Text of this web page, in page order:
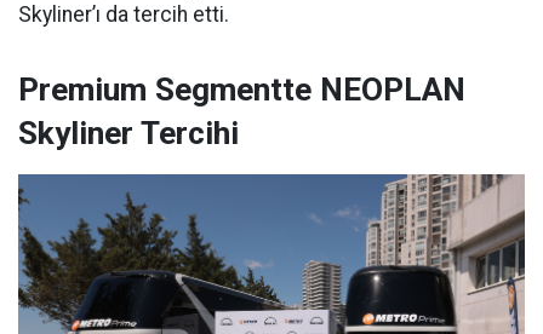
Skyliner’ı da tercih etti.
Premium Segmentte NEOPLAN
Skyliner Tercihi